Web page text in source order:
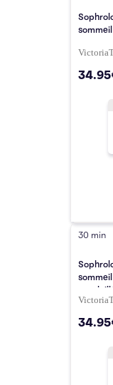
Victoria
30 min
Victoria